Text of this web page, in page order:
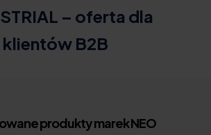
– oferta dla
klientów B2B
produkty marek NEO